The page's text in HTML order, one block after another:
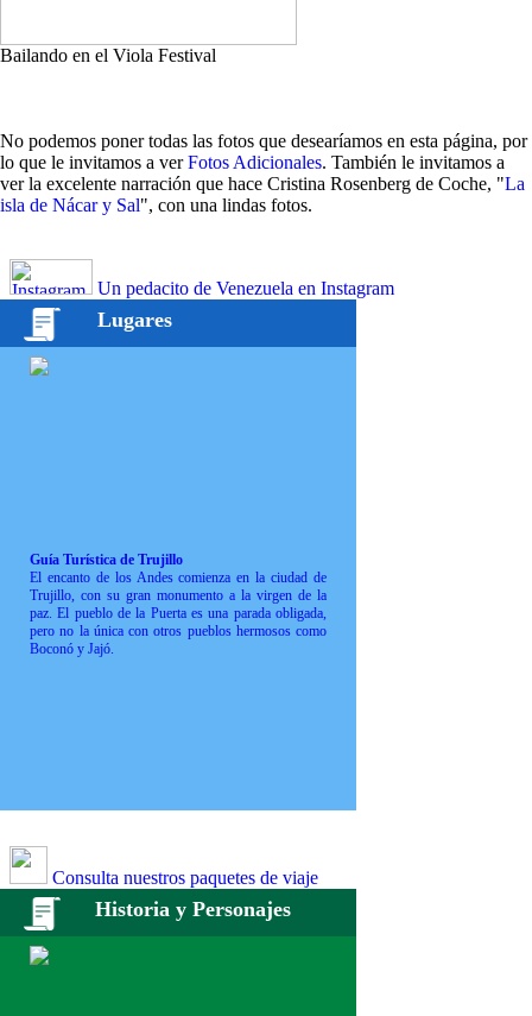
Bailando en el Viola Festival
No podemos poner todas las fotos que desearíamos en esta página, por
lo que le invitamos a verFotos Adicionales. También le invitamos a
ver la excelente narración que hace Cristina Rosenberg de Coche, "La
isla de Nácar y Sal", con una lindas fotos.
Un pedacito de Venezuela en Instagram
Lugares
Guía Turística de Trujillo
El encanto de los Andes comienza en la ciudad de
Trujillo, con su gran monumento a la virgen de la
paz. El pueblo de la Puerta es una parada obligada,
pero no la única con otros pueblos hermosos como
Boconó y Jajó.
Consulta nuestros paquetes de viaje
Historia y Personajes